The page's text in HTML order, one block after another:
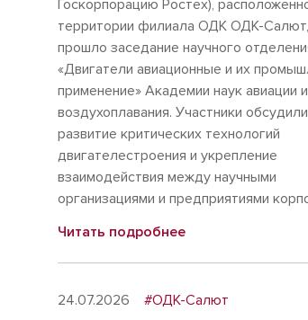
Госкорпорацию Ростех),
территории филиала ОДК ОДК-Салют,
прошло заседание научного
«Двигатели авиационные и их
применение» Академии наук авиации и
воздухоплавания. Участники обсудили
развитие критических технологий
двигателестроения и укрепление
взаимодействия между научными
организациями и предприятиями
Читать подробнее
24.07.2026 #ОДК-Салют